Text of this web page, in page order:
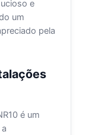
e
um
pela
é um